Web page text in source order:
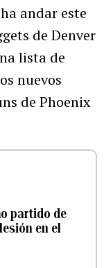
andar este
de Denver
lista de
nuevos
de Phoenix
partido de
en el